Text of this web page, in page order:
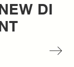
DI